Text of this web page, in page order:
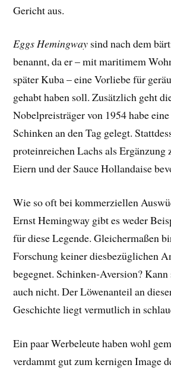
Gericht aus.
Eggs Hemingway sind nach dem
benannt, da er – mit maritimem
später Kuba – eine Vorliebe für
gehabt haben soll. Zusätzlich geht
Nobelpreisträger von 1954 habe
Schinken an den Tag gelegt.
proteinreichen Lachs als Ergänzung
Eiern und der Sauce Hollandaise
Wie so oft bei kommerziellen
Ernst Hemingway gibt es weder
für diese Legende. Gleichermaßen
Forschung keiner diesbezüglichen
begegnet. Schinken-Aversion?
auch nicht. Der Löwenanteil an
Geschichte liegt vermutlich in
Ein paar Werbeleute haben wohl
verdammt gut zum kernigen Image